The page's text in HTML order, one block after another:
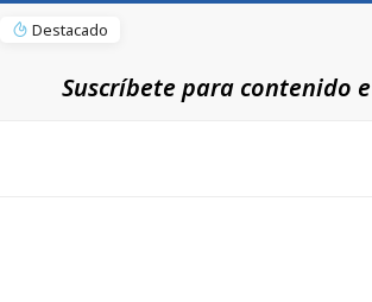
Destacado
Suscríbete para contenido